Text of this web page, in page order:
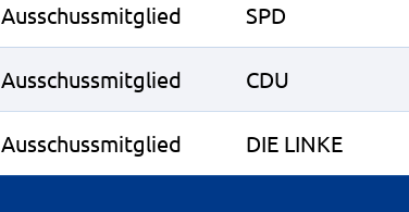
Ausschussmitglied SPD
Ausschussmitglied CDU
Ausschussmitglied DIE LINKE